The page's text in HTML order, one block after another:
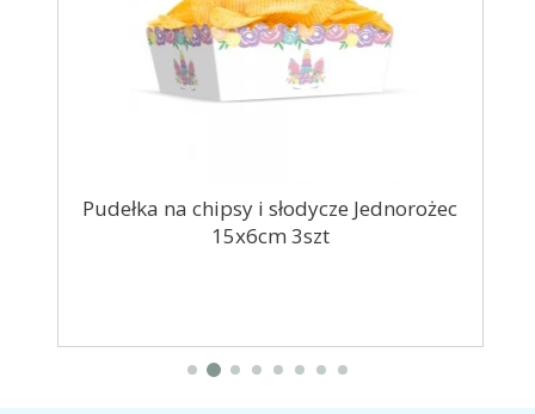
Pudełka na chipsy i słodycze Jednorożec
15x6cm 3szt